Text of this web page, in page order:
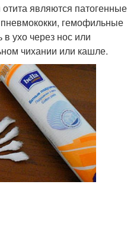
являются патогенные
гемофильные
в ухо через нос или
чихании или кашле.